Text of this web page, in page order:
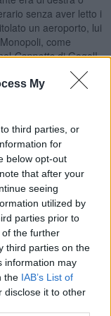
My
third parties, or
for
below opt-out
that after your
seeing
utilized by
parties prior to
the further
third parties on the
information may
the IAB’s List of
disclose it to other
senza aver letto i
un aeroporto, lui
come
Cappottodi Gogol!
un presunto
è candidata una
Sallusti,
si è inventato il
tu non vorresti che
ve ne state
Delle accise sulla
Delle
proroga fatta
l’inadeguatezza
dei treni e
soldi sperperati per